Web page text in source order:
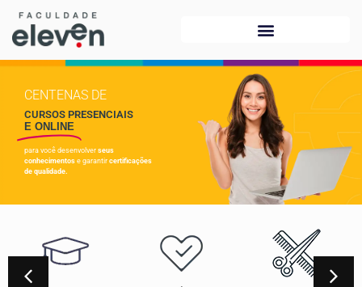
CENTENAS DE
CURSOS PRESENCIAIS
E ONLINE
para você desenvolver seus
conhecimentos e garantir certificações
de qualidade.